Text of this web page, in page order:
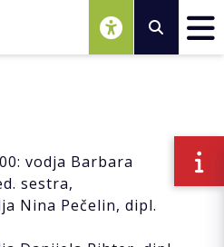
vodja Barbara
sestra,
Nina Pečelin, dipl.